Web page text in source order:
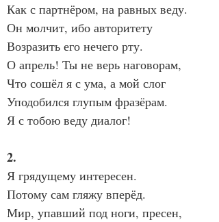
Как с партнёром, на равных веду.
Он молчит, ибо авторитету
Возразить его нечего рту.
О апрель! Ты не верь наговорам,
Что сошёл я с ума, а мой слог
Уподобился глупым фразёрам.
Я с тобою веду диалог!
2.
Я грядущему интересен.
Потому сам гляжу вперёд.
Мир, упавший под ноги, пресен,